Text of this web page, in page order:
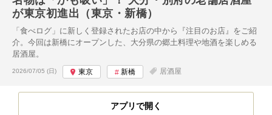
が東京初進出（東京・新橋）
「食べログ」に新しく登録されたお店の中から『注目のお店』をご紹
介。今回は新橋にオープンした、大分県の郷土料理や地酒を楽しめる
居酒屋。
投稿日:
2026/07/05 (日) 東京 新橋 居酒屋
アプリで開く